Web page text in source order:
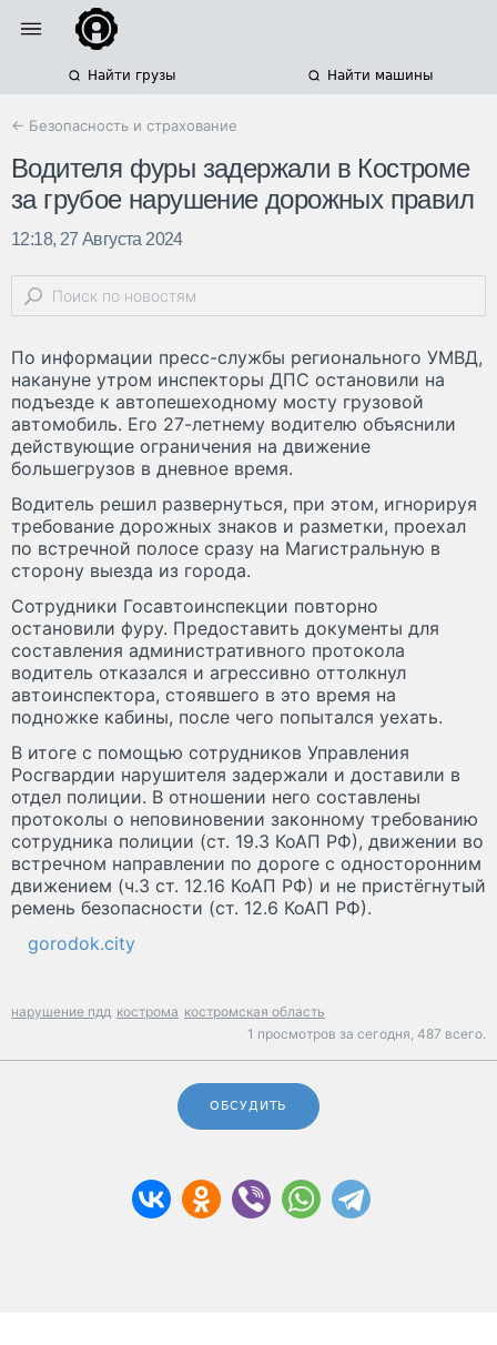
Найти грузы Найти машины
← Безопасность и страхование
Водителя фуры задержали в Костроме
за грубое нарушение дорожных правил
12:18, 27 Августа 2024
По информации пресс-службы регионального УМВД,
накануне утром инспекторы ДПС остановили на
подъезде к автопешеходному мосту грузовой
автомобиль. Его 27-летнему водителю объяснили
действующие ограничения на движение
большегрузов в дневное время.
Водитель решил развернуться, при этом, игнорируя
требование дорожных знаков и разметки, проехал
по встречной полосе сразу на Магистральную в
сторону выезда из города.
Сотрудники Госавтоинспекции повторно
остановили фуру. Предоставить документы для
составления административного протокола
водитель отказался и агрессивно оттолкнул
автоинспектора, стоявшего в это время на
подножке кабины, после чего попытался уехать.
В итоге с помощью сотрудников Управления
Росгвардии нарушителя задержали и доставили в
отдел полиции. В отношении него составлены
протоколы о неповиновении законному требованию
сотрудника полиции (ст. 19.3 КоАП РФ), движении во
встречном направлении по дороге с односторонним
движением (ч.3 ст. 12.16 КоАП РФ) и не пристёгнутый
ремень безопасности (ст. 12.6 КоАП РФ).
gorodok.city
нарушение пдд кострома костромская область
1 просмотров за сегодня, 487 всего.
ОБСУДИТЬ